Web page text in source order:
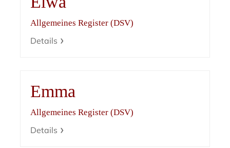
Allgemeines Register (DSV)
Details
Emma
Allgemeines Register (DSV)
Details